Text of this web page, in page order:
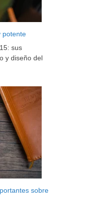
potente
sus
y diseño del
sobre